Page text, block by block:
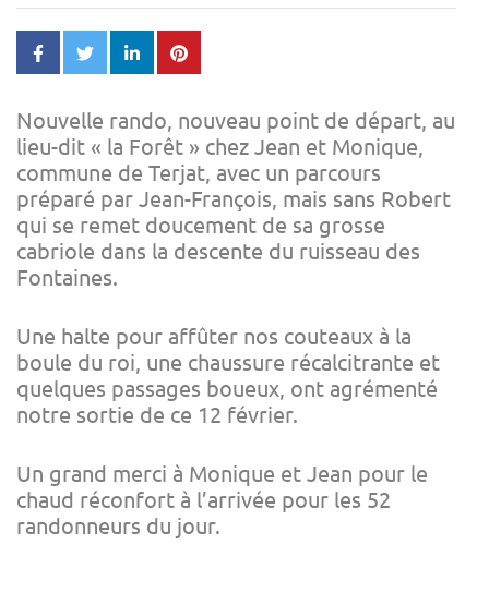
Nouvelle rando, nouveau point de départ, au
lieu-dit « la Forêt » chez Jean et Monique,
commune de Terjat, avec un parcours
préparé par Jean-François, mais sans Robert
qui se remet doucement de sa grosse
cabriole dans la descente du ruisseau des
Fontaines.
Une halte pour affûter nos couteaux à la
boule du roi, une chaussure récalcitrante et
quelques passages boueux, ont agrémenté
notre sortie de ce 12 février.
Un grand merci à Monique et Jean pour le
chaud réconfort à l’arrivée pour les 52
randonneurs du jour.